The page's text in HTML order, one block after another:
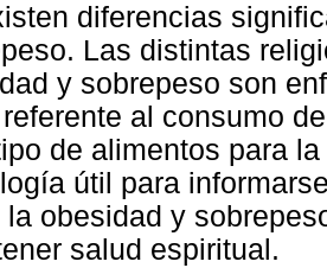
diferencias
Las distintas
y sobrepeso son
al consumo
de alimentos para
útil para
la obesidad y
salud espiritual.